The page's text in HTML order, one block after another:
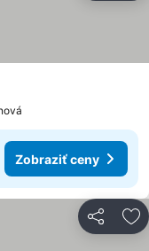
Zobraziť ceny
Zdieľať